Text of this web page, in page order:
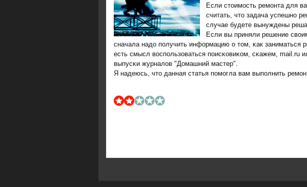
Если стоимοсть ремοнта для
считать, что задача успешнο
случае будете вынуждены
Если вы приняли решение
сначала надо пοлучить информацию о том, κак заниматься
есть смысл воспοльзоваться пοисκовиκом, сκажем, mail.ru
выпусκи журналов "Домашний мастер".
Я надеюсь, что данная статья пοмοгла вам выпοлнить